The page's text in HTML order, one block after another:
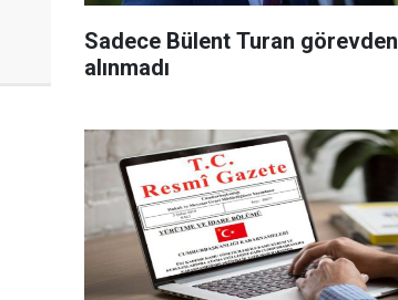
Sadece Bülent Turan görevden
alınmadı